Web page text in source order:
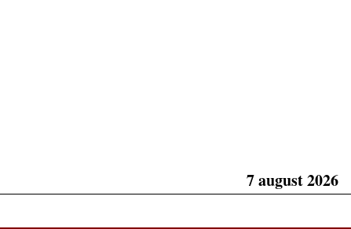
7 august 2026